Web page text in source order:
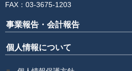
FAX：03-3675-1203
事業報告・会計報告
個人情報について